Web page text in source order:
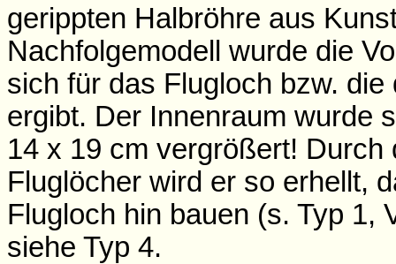
gerippten Halbröhre aus
Nachfolgemodell wurde die
sich für das Flugloch bzw.
ergibt. Der Innenraum wurde
14 x 19 cm vergrößert!
Fluglöcher wird er so erhellt,
Flugloch hin bauen (s. Typ 1,
siehe Typ 4.